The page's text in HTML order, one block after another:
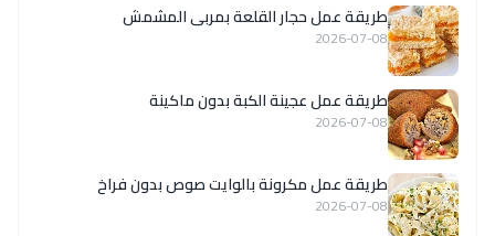
طريقة عمل حجار القلعة بمربى المشمش
2026-07-08
طريقة عمل عجينة الكبة بدون ماكينة
2026-07-08
طريقة عمل مكرونة بالوايت صوص بدون فراخ
2026-07-08